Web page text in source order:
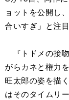
ョットを公開し
合いすぎ」と注
『トドメの接吻
がらカネと権力
旺太郎の姿を描
はそのタイムリ